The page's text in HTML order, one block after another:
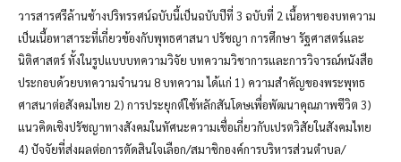
วารสารศรีล้านช้างปริทรรศน์ฉบับนี้เป็นฉบับปีที่ 3 ฉบับที่ 2 เนื้อหาของบทความ
เป็นเนื้อหาสาระที่เกี่ยวข้องกับพุทธศาสนา ปรัชญา การศึกษา รัฐศาสตร์และ
นิติศาสตร์ ทั้งในรูปแบบบทความวิจัย บทความวิชาการและการวิจารณ์หนังสือ
ประกอบด้วยบทความจำนวน 8 บทความ ได้แก่ 1) ความสำคัญของพระพุทธ
ศาสนาต่อสังคมไทย 2) การประยุกต์ใช้หลักสันโดษเพื่อพัฒนาคุณภาพชีวิต 3)
แนวคิดเชิงปรัชญาทางสังคมในทัศนะความเชื่อเกี่ยวกับเปรตวิสัยในสังคมไทย
4) ปัจจัยที่ส่งผลต่อการตัดสินใจเลือก/สมาชิกองค์การบริหารส่วนตำบล/